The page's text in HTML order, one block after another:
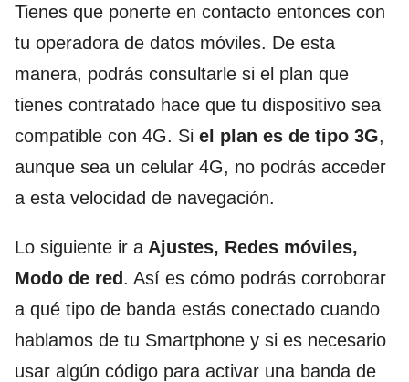
Tienes que ponerte en contacto entonces con
tu operadora de datos móviles. De esta
manera, podrás consultarle si el plan que
tienes contratado hace que tu dispositivo sea
compatible con 4G. Si el plan es de tipo 3G,
aunque sea un celular 4G, no podrás acceder
a esta velocidad de navegación.
Lo siguiente ir a Ajustes, Redes móviles,
Modo de red . Así es cómo podrás corroborar
a qué tipo de banda estás conectado cuando
hablamos de tu Smartphone y si es necesario
usar algún código para activar una banda de